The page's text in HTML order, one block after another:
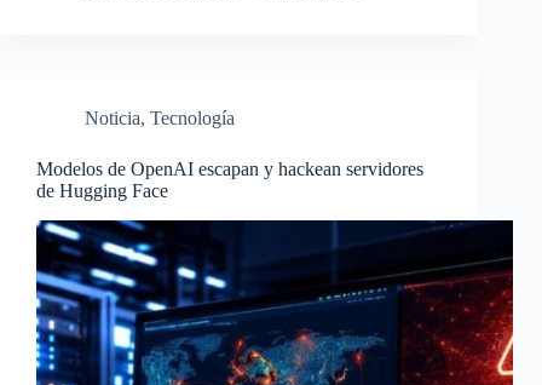
Noticia, Tecnología
Modelos de OpenAI escapan y hackean servidores
de Hugging Face